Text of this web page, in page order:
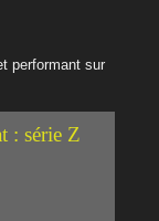
performant sur
: série Z